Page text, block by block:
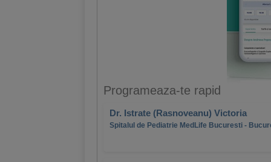
Programeaza-te rapid
Dr. Istrate (Rasnoveanu) Victoria
Spitalul de Pediatrie MedLife Bucuresti -